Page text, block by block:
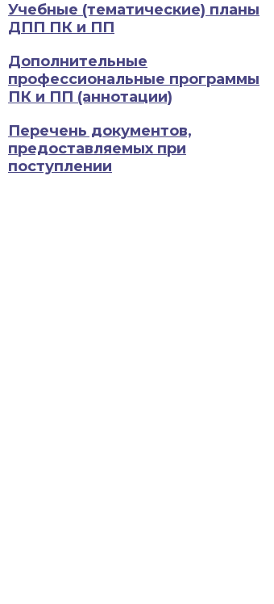
Учебные (тематические) планы
ДПП ПК и ПП
Дополнительные
профессиональные программы
ПК и ПП (аннотации)
Перечень документов,
предоставляемых при
поступлении